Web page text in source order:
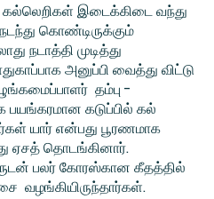
இடைக்கிடை வந்து
கொண்டிருக்கும்
நடாத்தி முடித்து
அனுப்பி வைத்து விட்டு
தம்பு -
கடுப்பில் கல்
யார் என்பது பூரணமாக
ஏசத் தொடங்கினார்.
பலர் கோரஸ்கான கீதத்தில்
வழங்கியிருந்தார்கள்.